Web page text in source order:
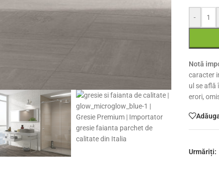
-
Notă
caracter
ul se află
erori,
Urmăriți: